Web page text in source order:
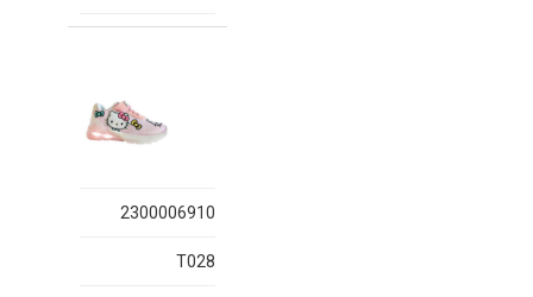
2300006910
T028